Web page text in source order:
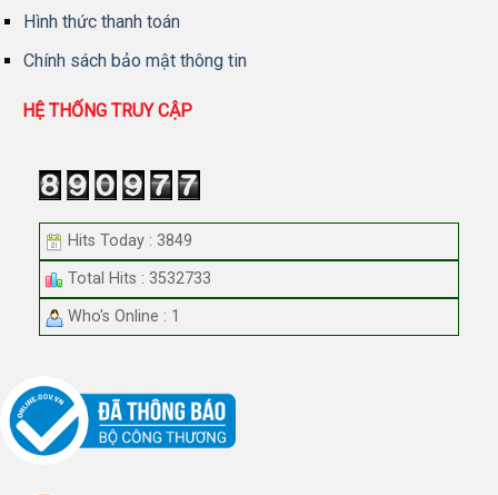
Hình thức thanh toán
Chính sách bảo mật thông tin
HỆ THỐNG TRUY CẬP
Hits Today : 3849
Total Hits : 3532733
Who's Online : 1